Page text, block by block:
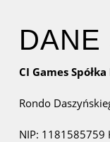
DANE
CI Games
Rondo
NIP: 1181585759